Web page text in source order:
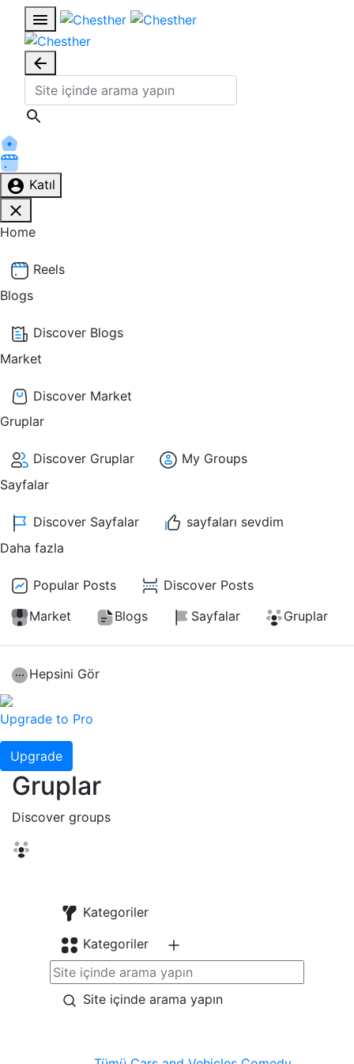
Katıl
Home
Reels
Blogs
Discover Blogs
Market
Discover Market
Gruplar
Discover Gruplar
My Groups
Sayfalar
Discover Sayfalar
sayfaları sevdim
Daha fazla
Popular Posts
Discover Posts
Market
Blogs Sayfalar Gruplar
Hepsini Gör
Upgrade to Pro
Upgrade
Gruplar
Discover groups
Kategoriler
Kategoriler
Site içinde arama yapın